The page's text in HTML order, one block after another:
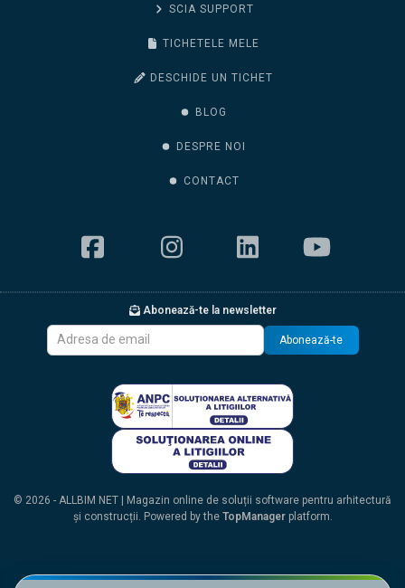
SCIA SUPPORT
TICHETELE MELE
DESCHIDE UN TICHET
BLOG
DESPRE NOI
CONTACT
Abonează-te la newsletter
Abonează-te
© 2026 - ALLBIM NET | Magazin online de soluții software pentru arhitectură
și construcții. Powered by the TopManagerplatform.